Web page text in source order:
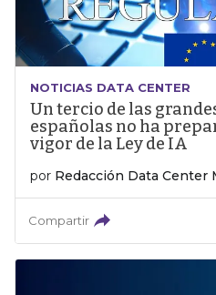
NOTICIAS DATA CENTER
Un tercio de las
españolas no ha
vigor de la Ley de IA
por Redacción Data Center
Compartir